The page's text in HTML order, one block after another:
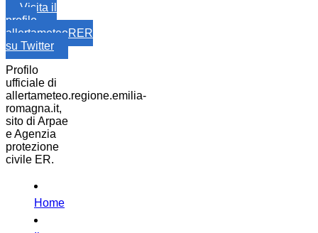
Visita il
profilo
allertameteoRER
su Twitter
Profilo
ufficiale di
allertameteo.regione.emilia-
romagna.it,
sito di Arpae
e Agenzia
protezione
civile ER.
Home